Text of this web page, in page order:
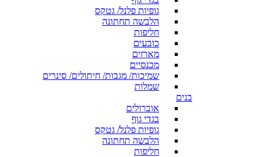
גופיות פלנל/ גטקס
הלבשה תחתונה
חליפות
כובעים
מארזים
מכנסיים
שמיכות/ מגבות/ חיתולים/ סינרים
שמלות
בנים
אוברולים
בגדי גוף
גופיות פלנל/ גטקס
הלבשה תחתונה
חליפות